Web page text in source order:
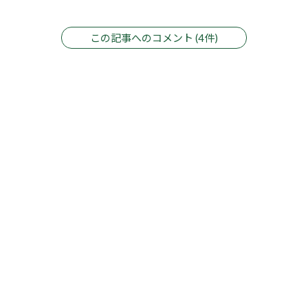
この記事へのコメント (4件)